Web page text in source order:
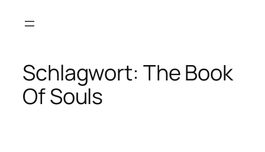
Inhalt
Schlagwort: The Book
Of Souls